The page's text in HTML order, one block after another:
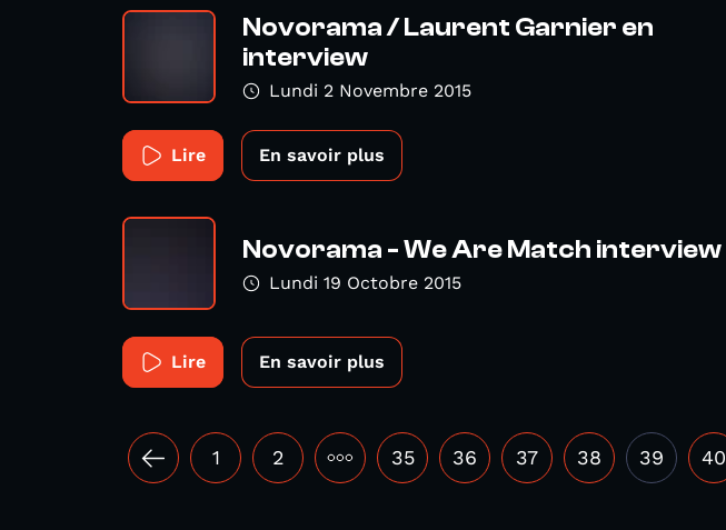
Novorama / Laurent Garnier en
interview
Lundi 2 Novembre 2015
Lire En savoir plus
Novorama - We Are Match interview
Lundi 19 Octobre 2015
Lire En savoir plus
1 2 ••• 35 36 37 38 39 40